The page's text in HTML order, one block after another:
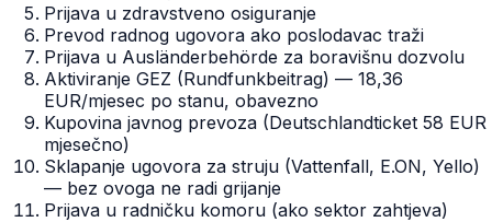
Prijava u zdravstveno osiguranje
Prevod radnog ugovora ako poslodavac traži
Prijava u Ausländerbehörde za boravišnu dozvolu
Aktiviranje GEZ (Rundfunkbeitrag) — 18,36
EUR/mjesec po stanu, obavezno
Kupovina javnog prevoza (Deutschlandticket 58 EUR
mjesečno)
Sklapanje ugovora za struju (Vattenfall, E.ON, Yello)
— bez ovoga ne radi grijanje
Prijava u radničku komoru (ako sektor zahtjeva)